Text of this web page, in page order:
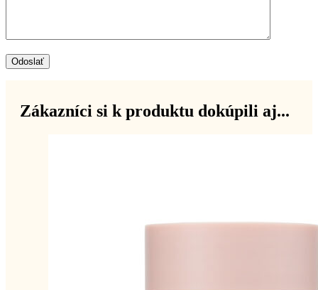
Odoslať
Zákazníci si k produktu dokúpili aj...